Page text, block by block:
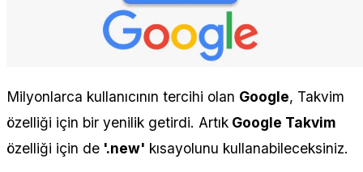
Milyonlarca kullanıcının tercihi olan Google, Takvim
özelliği için bir yenilik getirdi. Artık Google Takvim
özelliği için de '.new' kısayolunu kullanabileceksiniz.